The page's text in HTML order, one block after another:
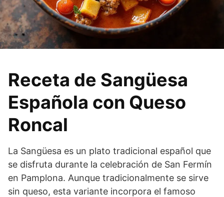
Receta de Sangüesa
Española con Queso
Roncal
La Sangüesa es un plato tradicional español que
se disfruta durante la celebración de San Fermín
en Pamplona. Aunque tradicionalmente se sirve
sin queso, esta variante incorpora el famoso